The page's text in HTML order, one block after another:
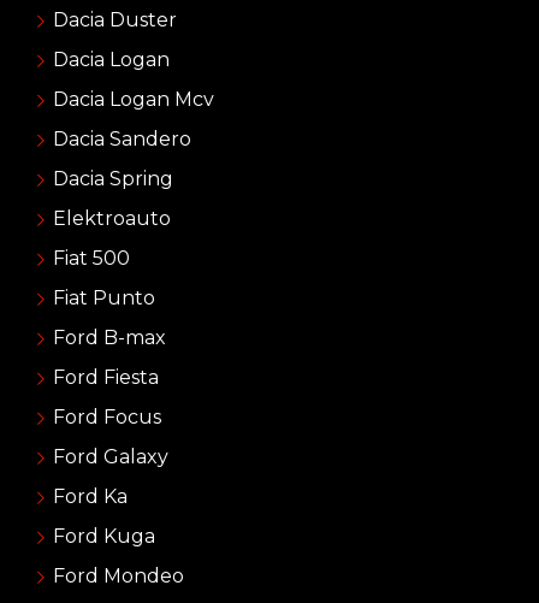
Dacia Duster
Dacia Logan
Dacia Logan Mcv
Dacia Sandero
Dacia Spring
Elektroauto
Fiat 500
Fiat Punto
Ford B-max
Ford Fiesta
Ford Focus
Ford Galaxy
Ford Ka
Ford Kuga
Ford Mondeo